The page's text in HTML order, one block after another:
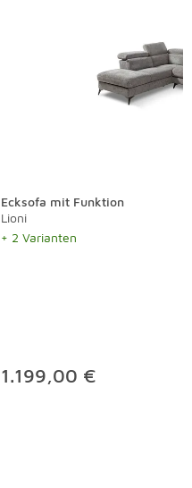
Ecksofa mit Funktion
Lioni
+ 2 Varianten
1.199,00 €